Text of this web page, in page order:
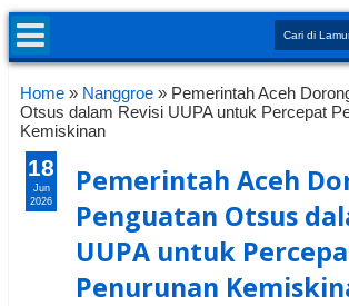
Home » Nanggroe » Pemerintah Aceh
Otsus dalam Revisi UUPA untuk Percepat
Kemiskinan
Pemerintah Aceh
Penguatan Otsus
UUPA untuk
Penurunan
18
Jun
2026